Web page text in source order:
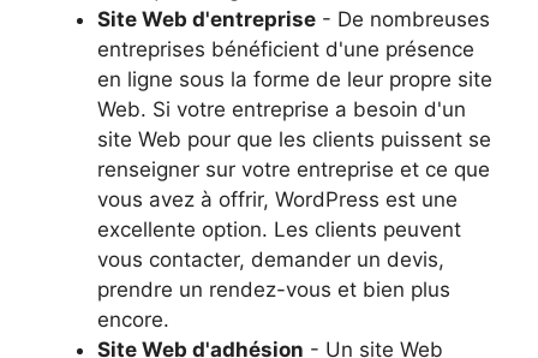
Site Web d'entreprise - De nombreuses
entreprises bénéficient d'une présence
en ligne sous la forme de leur propre site
Web. Si votre entreprise a besoin d'un
site Web pour que les clients puissent se
renseigner sur votre entreprise et ce que
vous avez à offrir, WordPress est une
excellente option. Les clients peuvent
vous contacter, demander un devis,
prendre un rendez-vous et bien plus
encore.
Site Web d'adhésion - Un site Web